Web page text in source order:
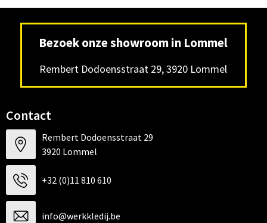
Bezoek onze showroom in Lommel
Rembert Dodoensstraat 29, 3920 Lommel
Contact
Rembert Dodoensstraat 29
3920 Lommel
+32 (0)11 810 610
info@werkkledij.be